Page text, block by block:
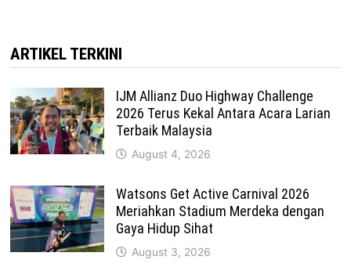
ARTIKEL TERKINI
IJM Allianz Duo Highway Challenge
2026 Terus Kekal Antara Acara Larian
Terbaik Malaysia
August 4, 2026
Watsons Get Active Carnival 2026
Meriahkan Stadium Merdeka dengan
Gaya Hidup Sihat
August 3, 2026